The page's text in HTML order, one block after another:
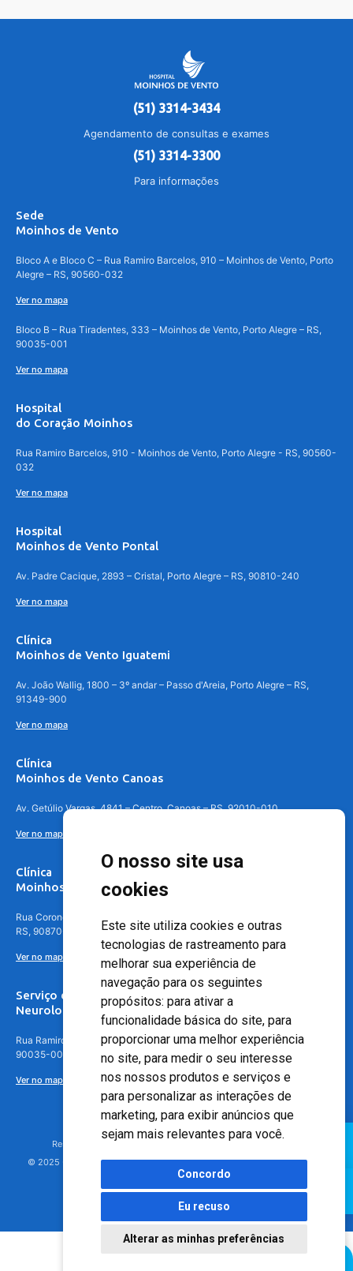
O nosso site usa
cookies
Este site utiliza cookies e outras
tecnologias de rastreamento para
melhorar sua experiência de
navegação para os seguintes
propósitos: para ativar a
funcionalidade básica do site, para
proporcionar uma melhor experiência
no site, para medir o seu interesse
nos nossos produtos e serviços e
para personalizar as interações de
marketing, para exibir anúncios que
sejam mais relevantes para você.
Concordo
Eu recuso
Alterar as minhas preferências
(51) 3314-3434
Agendamento de consultas e exames
(51) 3314-3300
Para informações
Sede
Moinhos de Vento
Bloco A e Bloco C – Rua Ramiro Barcelos, 910 – Moinhos de Vento, Porto
Alegre – RS, 90560-032
Ver no mapa
Bloco B – Rua Tiradentes, 333 – Moinhos de Vento, Porto Alegre – RS,
90035-001
Ver no mapa
Hospital
do Coração Moinhos
Rua Ramiro Barcelos, 910 - Moinhos de Vento, Porto Alegre - RS, 90560-
032
Ver no mapa
Hospital
Moinhos de Vento Pontal
Av. Padre Cacique, 2893 – Cristal, Porto Alegre – RS, 90810-240
Ver no mapa
Clínica
Moinhos de Vento Iguatemi
Av. João Wallig, 1800 – 3º andar – Passo d'Areia, Porto Alegre – RS,
91349-900
Ver no mapa
Clínica
Moinhos de Vento Canoas
Av. Getúlio Vargas, 4841 – Centro, Canoas – RS, 92010-010
Ver no mapa
Clínica
Moinhos de Vento - Teresópolis
Rua Coronel Aparício Borges, 250 - 3º andar - Teresópolis, Porto Alegre -
RS, 90870-016
Ver no mapa
Serviço de
Neurologia
Rua Ramiro Barcelos, 630 – 5º andar – Floresta, Porto Alegre – RS,
90035-001
Ver no mapa
Responsável Técnico: Dr. Luiz Antonio Nasi - CREMERS 11217
© 2025 - Hospital Moinhos de Vento - Registro Empresa (CRM-RS): 425